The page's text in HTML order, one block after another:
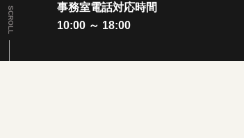
SCROLL
事務室電話対応時間
10:00 ～ 18:00